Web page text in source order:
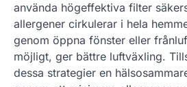
använda högeffektiva filter
allergener cirkulerar i hela
genom öppna fönster eller
möjligt, ger bättre luftväxling.
dessa strategier en